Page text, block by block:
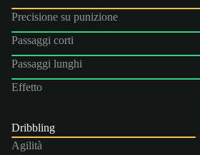
Precisione su punizione
Passaggi corti
Passaggi lunghi
Effetto
Dribbling
Agilità